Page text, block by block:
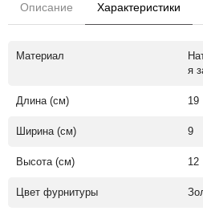
Описание Характеристики
Материал
я
Длина (см) 19
Ширина (см) 9
Высота (см) 12
Цвет фурнитуры